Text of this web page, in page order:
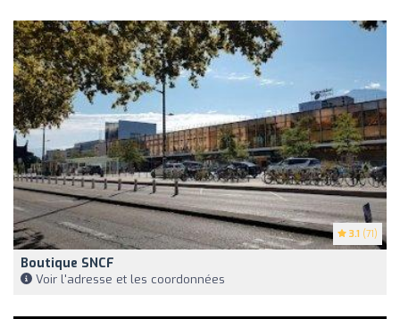
3.1 (71)
Boutique SNCF
Voir l'adresse et les coordonnées